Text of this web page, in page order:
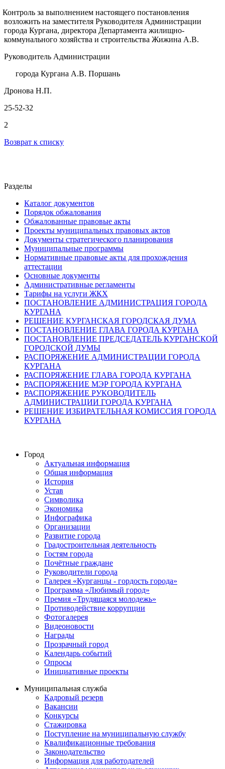
Контроль за выполнением настоящего постановления
возложить на заместителя Руководителя Администрации
города Кургана, директора Департамента жилищно-
коммунального хозяйства и строительства Жижина А.В.
Руководитель Администрации
города Кургана А.В. Поршань
Дронова Н.П.
25-52-32
2
Возврат к списку
Разделы
Каталог документов
Порядок обжалования
Обжалованные правовые акты
Проекты муниципальных правовых актов
Документы стратегического планирования
Муниципальные программы
Нормативные правовые акты для прохождения
аттестации
Основные документы
Административные регламенты
Тарифы на услуги ЖКХ
ПОСТАНОВЛЕНИЕ АДМИНИСТРАЦИЯ ГОРОДА
КУРГАНА
РЕШЕНИЕ КУРГАНСКАЯ ГОРОДСКАЯ ДУМА
ПОСТАНОВЛЕНИЕ ГЛАВА ГОРОДА КУРГАНА
ПОСТАНОВЛЕНИЕ ПРЕДСЕДАТЕЛЬ КУРГАНСКОЙ
ГОРОДСКОЙ ДУМЫ
РАСПОРЯЖЕНИЕ АДМИНИСТРАЦИИ ГОРОДА
КУРГАНА
РАСПОРЯЖЕНИЕ ГЛАВА ГОРОДА КУРГАНА
РАСПОРЯЖЕНИЕ МЭР ГОРОДА КУРГАНА
РАСПОРЯЖЕНИЕ РУКОВОДИТЕЛЬ
АДМИНИСТРАЦИИ ГОРОДА КУРГАНА
РЕШЕНИЕ ИЗБИРАТЕЛЬНАЯ КОМИССИЯ ГОРОДА
КУРГАНА
Город
Актуальная информация
Общая информация
История
Устав
Символика
Экономика
Инфографика
Организации
Развитие города
Градостроительная деятельность
Гостям города
Почётные граждане
Руководители города
Галерея «Курганцы - гордость города»
Программа «Любимый город»
Премия «Трудящаяся молодежь»
Противодействие коррупции
Фотогалерея
Видеоновости
Награды
Прозрачный город
Календарь событий
Опросы
Инициативные проекты
Муниципальная служба
Кадровый резерв
Вакансии
Конкурсы
Стажировка
Поступление на муниципальную службу
Квалификационные требования
Законодательство
Информация для работодателей